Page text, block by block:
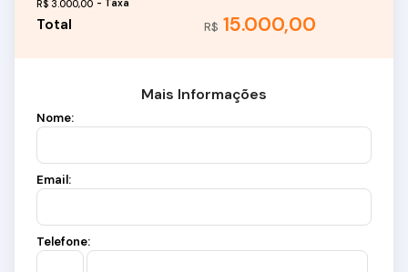
R$ 15.000,00
R$ 3.000,00
Mais Informações
Nome:
Email:
Telefone: